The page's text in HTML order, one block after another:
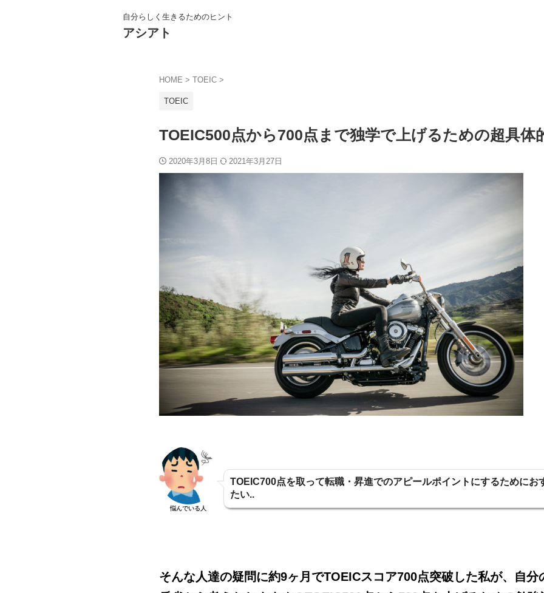
自分らしく生きるためのヒント
アシアト
HOME > TOEIC >
TOEIC
TOEIC500点から700点まで独学で上げるための超具体
2020年3月8日 2021年3月27日
悩んでいる人
TOEIC700点を取って転職・昇進でのアピールポイントにするためにお
たい..
そんな人達の疑問に約9ヶ月でTOEICスコア700点突破した私が、自分